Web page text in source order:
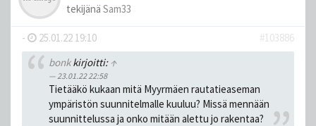
tekijänä Sam33
- 25.01.22 19:10
#103886
bonkkirjoitti: ↑
23.01.22 22:58
Tietääkö kukaan mitä Myyrmäen rautatieaseman
ympäristön suunnitelmalle kuuluu? Missä mennään
suunnittelussa ja onko mitään alettu jo rakentaa?